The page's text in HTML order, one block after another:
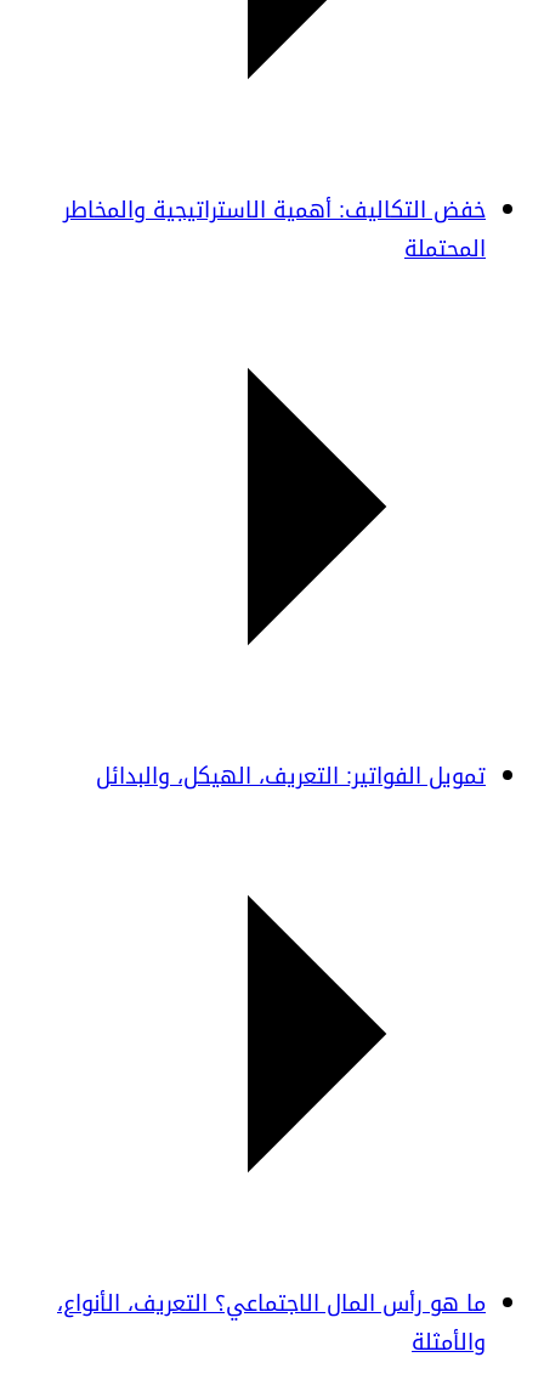
خفض التكاليف: أهمية الاستراتيجية والمخاطر
المحتملة
تمويل الفواتير: التعريف، الهيكل، والبدائل
ما هو رأس المال الاجتماعي؟ التعريف، الأنواع،
والأمثلة